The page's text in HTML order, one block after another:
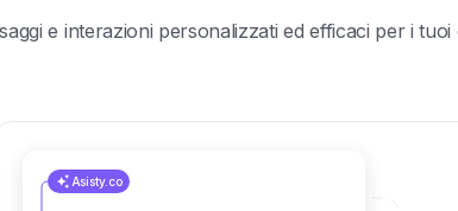
e interazioni personalizzati ed efficaci per i
Asisty.co